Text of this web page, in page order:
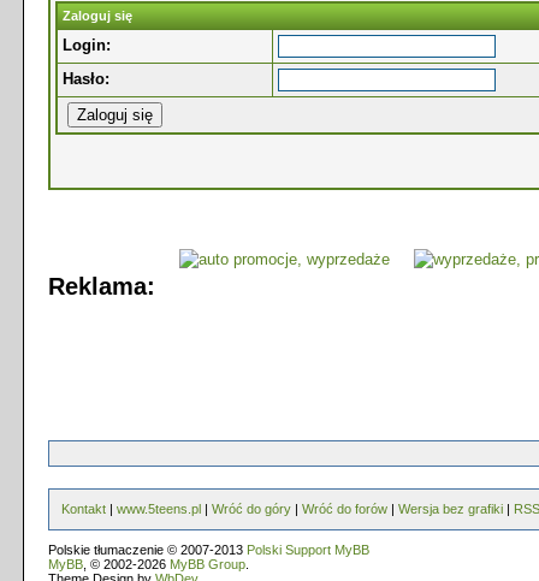
Zaloguj się
Login:
Hasło:
Reklama:
Kontakt | www.5teens.pl | Wróć do góry | Wróć do forów | Wersja bez grafiki | RSS
Polskie tłumaczenie © 2007-2013 Polski Support MyBB
MyBB , © 2002-2026 MyBB Group